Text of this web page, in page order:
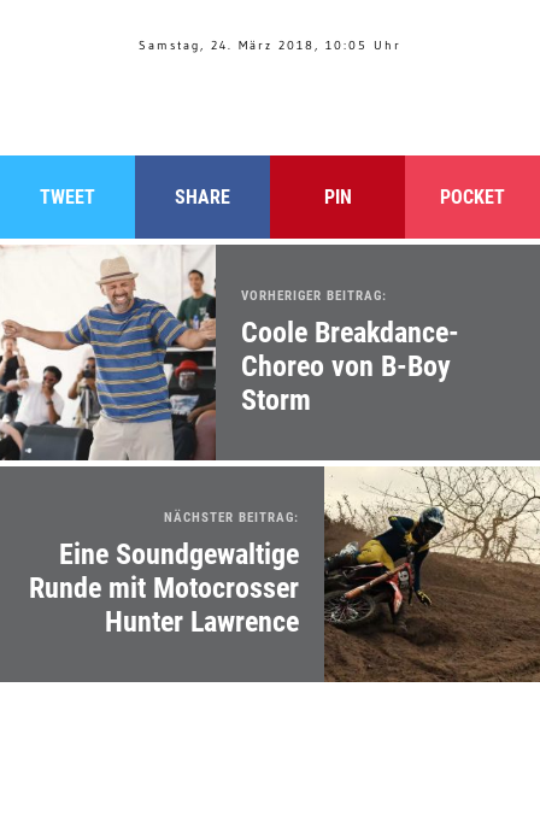
Samstag, 24. März 2018, 10:05 Uhr
TWEET SHARE PIN POCKET
VORHERIGER BEITRAG:
Coole Breakdance-
Choreo von B-Boy
Storm
NÄCHSTER BEITRAG:
Eine Soundgewaltige
Runde mit Motocrosser
Hunter Lawrence